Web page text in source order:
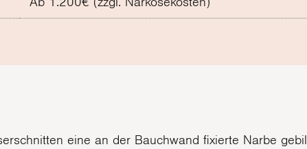
eine an der Bauchwand fixierte Narbe